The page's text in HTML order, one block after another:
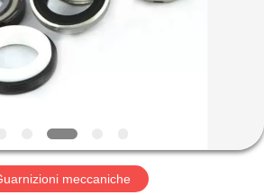
meccaniche